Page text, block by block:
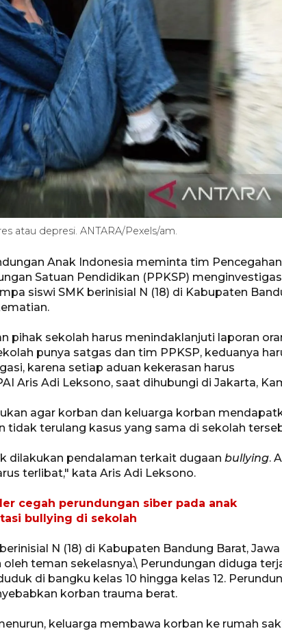
atau depresi. ANTARA/Pexels/am.
Anak Indonesia meminta tim
Satuan Pendidikan (PPKSP)
siswi SMK berinisial N (18) di Kabupaten
pihak sekolah harus menindaklanjuti laporan
punya satgas dan tim PPKSP, keduanya
karena setiap aduan kekerasan harus
Aris Adi Leksono, saat dihubungi di Jakarta,
agar korban dan keluarga korban
tidak terulang kasus yang sama di sekolah
dilakukan pendalaman terkait dugaan bullying.
terlibat," kata Aris Adi Leksono.
cegah perundungan siber pada anak
bullying di sekolah
N (18) di Kabupaten Bandung Barat, Jawa
teman sekelasnya.\ Perundungan diduga
di bangku kelas 10 hingga kelas 12.
korban trauma berat.
keluarga membawa korban ke rumah